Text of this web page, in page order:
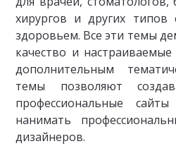
хирургов и других типов
здоровьем. Все эти темы
качество и настраиваемые
дополнительным
темы позволяют
профессиональные
нанимать
дизайнеров.